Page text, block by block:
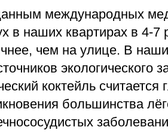
международных
в наших квартирах в 4-7
чем на улице. В
экологического
коктейль
большинства